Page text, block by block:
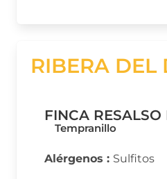
RIBERA DEL
FINCA
Tempranillo
Alérgenos : Sulfitos